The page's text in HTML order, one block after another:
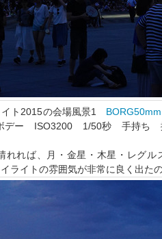
イト2015の会場風景1
ボデー ISO3200 1/50秒 手持ち
れれば、月・金星・木星・レグ
ライトの雰囲気が非常に良く出た